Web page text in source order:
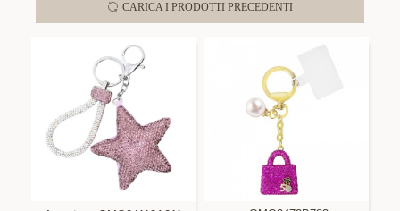
CARICA I PRODOTTI PRECEDENTI